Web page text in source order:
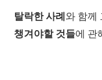
탈락한 사례와 함께
챙겨야할 것들에 관